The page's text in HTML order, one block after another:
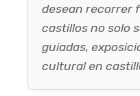
desean recorrer
castillos no solo
guiadas,
cultural en